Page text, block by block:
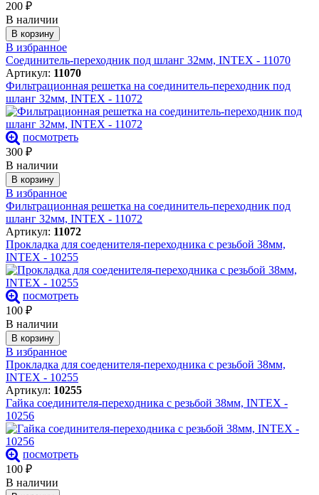
200 ₽
В наличии
В корзину
В избранное
Соединитель-переходник под шланг 32мм, INTEX - 11070
Артикул: 11070
Фильтрационная решетка на соединитель-переходник под
шланг 32мм, INTEX - 11072
посмотреть
300 ₽
В наличии
В корзину
В избранное
Фильтрационная решетка на соединитель-переходник под
шланг 32мм, INTEX - 11072
Артикул: 11072
Прокладка для соеденителя-переходника с резьбой 38мм,
INTEX - 10255
посмотреть
100 ₽
В наличии
В корзину
В избранное
Прокладка для соеденителя-переходника с резьбой 38мм,
INTEX - 10255
Артикул: 10255
Гайка соединителя-переходника с резьбой 38мм, INTEX -
10256
посмотреть
100 ₽
В наличии